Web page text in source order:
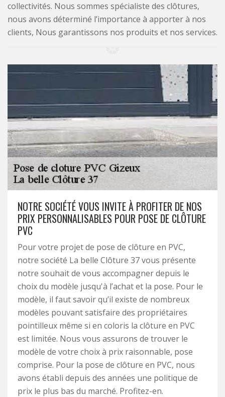
collectivités. Nous sommes spécialiste des clôtures,
nous avons déterminé l’importance à apporter à nos
clients, Nous garantissons nos produits et nos services.
NOTRE SOCIÉTÉ VOUS INVITE À PROFITER DE NOS
PRIX PERSONNALISABLES POUR POSE DE CLÔTURE
PVC
Pour votre projet de pose de clôture en PVC,
notre société La belle Clôture 37 vous présente
notre souhait de vous accompagner depuis le
choix du modèle jusqu'à l’achat et la pose. Pour le
modèle, il faut savoir qu’il existe de nombreux
modèles pouvant satisfaire des propriétaires
pointilleux même si en coloris la clôture en PVC
est limitée. Nous vous assurons de trouver le
modèle de votre choix à prix raisonnable, pose
comprise. Pour la pose de clôture en PVC, nous
avons établi depuis des années une politique de
prix le plus bas du marché. Profitez-en.